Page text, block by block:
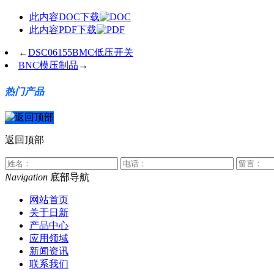
此内容DOC下载
此内容PDF下载
←DSC06155BMC低压开关
BNC模压制品 →
热门产品
返回顶部
Navigation 底部导航
网站首页
关于日新
产品中心
应用领域
新闻资讯
联系我们